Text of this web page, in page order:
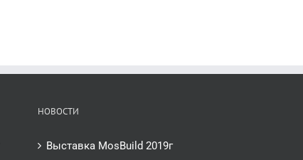
НОВОСТИ
Выставка MosBuild 2019г